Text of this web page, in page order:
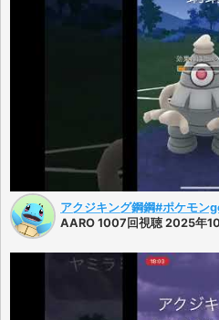
アクジキング鋼鋼#ポケモン
AARO 1007回視聴 2025年